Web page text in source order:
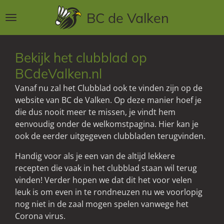
direct
naar
hoofdinhoud
BC de Valken
Bekijk het clubblad op
BCdeValken.nl
Vanaf nu zal het Clubblad ook te vinden zijn op de
website van BC de Valken. Op deze manier hoef je
die dus nooit meer te missen, je vindt hem
eenvoudig onder de welkomstpagina. Hier kan je
ook de eerder uitgegeven clubbladen terugvinden.
Handig voor als je een van de altijd lekkere
recepten die vaak in het clubblad staan wil terug
vinden! Verder hopen we dat dit het voor velen
leuk is om even in te rondneuzen nu we voorlopig
nog niet in de zaal mogen spelen vanwege het
Corona virus.